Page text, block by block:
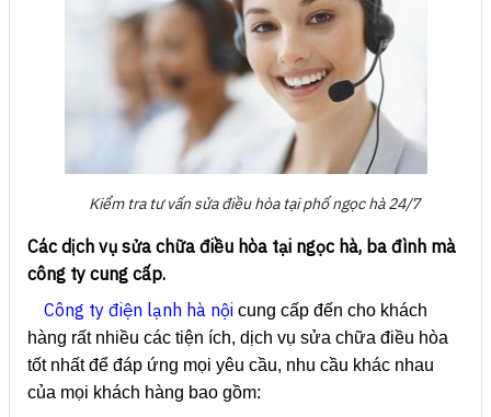
Kiểm tra tư vấn sửa điều hòa tại phố ngọc hà 24/7
Các dịch vụ sửa chữa điều hòa tại ngọc hà, ba đình mà
công ty cung cấp.
Công ty điện lạnh hà nội cung cấp đến cho khách
hàng rất nhiều các tiện ích, dịch vụ sửa chữa điều hòa
tốt nhất để đáp ứng mọi yêu cầu, nhu cầu khác nhau
của mọi khách hàng bao gồm: